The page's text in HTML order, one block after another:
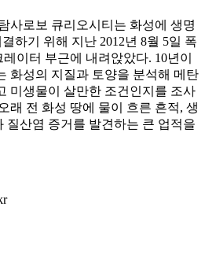
사로보 큐리오시티는 화성에 생명
하기 위해 지난 2012년 8월 5일 폭
이터 부근에 내려앉았다. 10년이
화성의 지질과 토양을 분석해 메탄
미생물이 살만한 조건인지를 조사
래 전 화성 땅에 물이 흐른 흔적, 생
질산염 증거를 발견하는 큰 업적을